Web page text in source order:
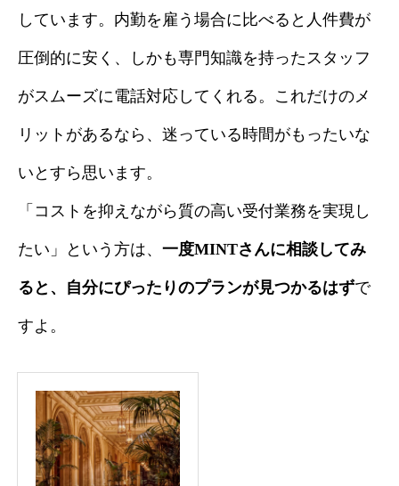
しています。内勤を雇う場合に比べると人件費が
圧倒的に安く、しかも専門知識を持ったスタッフ
がスムーズに電話対応してくれる。これだけのメ
リットがあるなら、迷っている時間がもったいな
いとすら思います。
「コストを抑えながら質の高い受付業務を実現し
たい」という方は、 一度MINTさんに相談してみ
ると、自分にぴったりのプランが見つかるはずで
すよ。